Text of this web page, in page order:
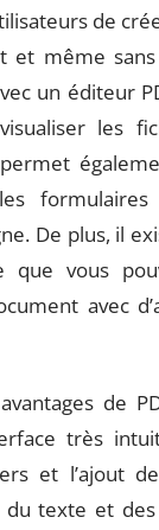
de
et même
un éditeur
les
De plus, il
que vous
avec
de
très
et l’ajout
du texte et